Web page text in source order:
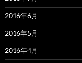
2016年6月
2016年5月
2016年4月